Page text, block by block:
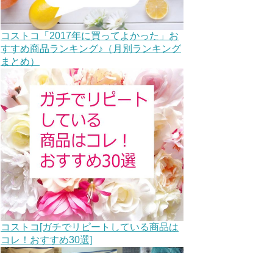
コストコ「2017年に買ってよかった」お
すすめ商品ランキング♪（月別ランキング
まとめ）
コストコ[ガチでリピートしている商品は
コレ！おすすめ30選]